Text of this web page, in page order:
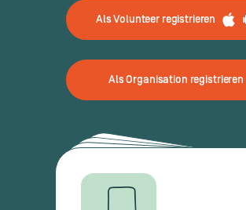
Als Volunteer registrieren
Als Organisation registrieren